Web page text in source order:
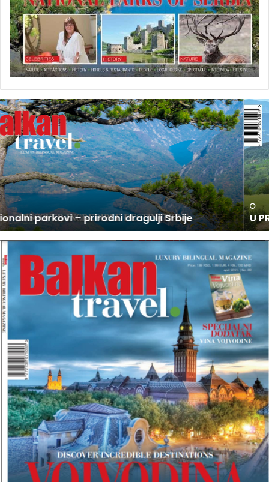
U
P
R
O
D
A
J
I
N
O
V
I
B
R
O
J
B
A
L
U PRODAJI NOVI BROJ BALKAN TRAVEL MAGAZINA